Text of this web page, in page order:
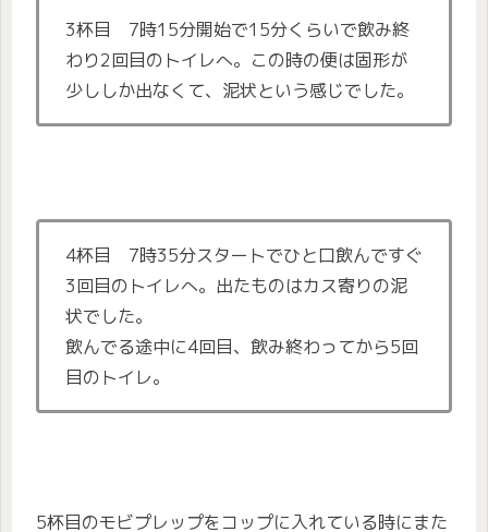
3杯目 7時15分開始で15分くらいで飲み終
わり2回目のトイレへ。この時の便は固形が
少ししか出なくて、泥状という感じでした。
4杯目 7時35分スタートでひと口飲んですぐ
3回目のトイレへ。出たものはカス寄りの泥
状でした。
飲んでる途中に4回目、飲み終わってから5回
目のトイレ。
5杯目のモビプレップをコップに入れている時にまた